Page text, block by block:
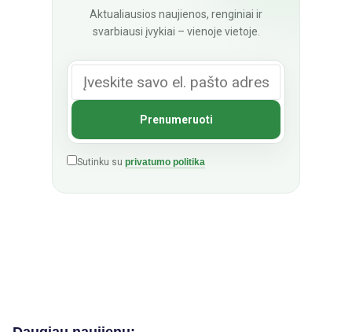
Aktualiausios naujienos, renginiai ir
svarbiausi įvykiai – vienoje vietoje.
Sutinku su privatumo politika